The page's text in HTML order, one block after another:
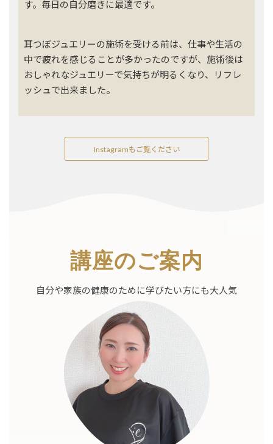
す。毎日の自分磨きに最適です。
耳つぼジュエリーの施術を受ける前は、仕事や生活の
中で疲れを感じることが多かったのですが、施術後は
おしゃれなジュエリーで気持ちが明るくなり、リフレ
ッシュで出来ました。
Instagramもご覧ください
講座のご案内
自分や家族の健康のために学びたい方にも大人気